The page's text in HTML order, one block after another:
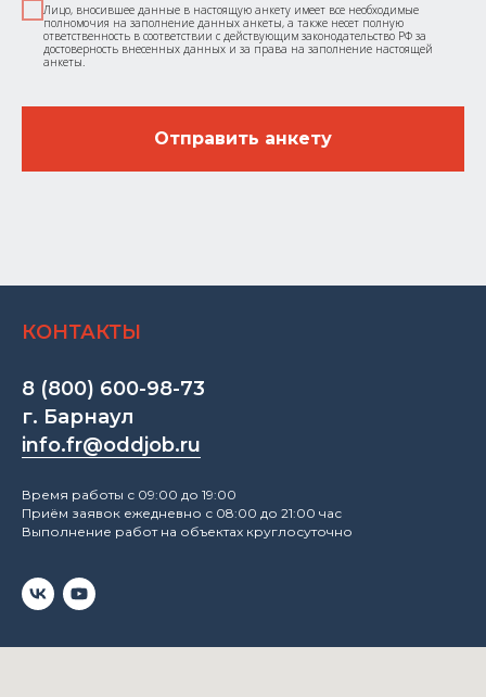
Лицо, вносившее данные в настоящую анкету имеет все необходимые
полномочия на заполнение данных анкеты, а также несет полную
ответственность в соответствии с действующим законодательство РФ за
достоверность внесенных данных и за права на заполнение настоящей
анкеты.
Отправить анкету
КОНТАКТЫ
8 (800) 600-98-73
г. Барнаул
info.fr@oddjob.ru
Время работы с 09:00 до 19:00
Приём заявок ежедневно с 08:00 до 21:00 час
Выполнение работ на объектах круглосуточно